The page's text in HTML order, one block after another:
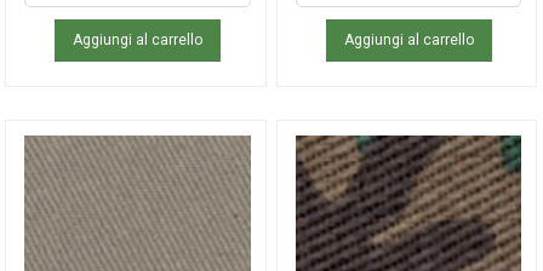
Aggiungi al carrello Aggiungi al carrello